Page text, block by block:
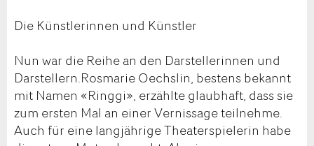
Die Künstlerinnen und Künstler
Nun war die Reihe an den Darstellerinnen und
Darstellern.Rosmarie Oechslin, bestens bekannt
mit Namen «Ringgi», erzählte glaubhaft, dass sie
zum ersten Mal an einer Vernissage teilnehme.
Auch für eine langjährige Theaterspielerin habe